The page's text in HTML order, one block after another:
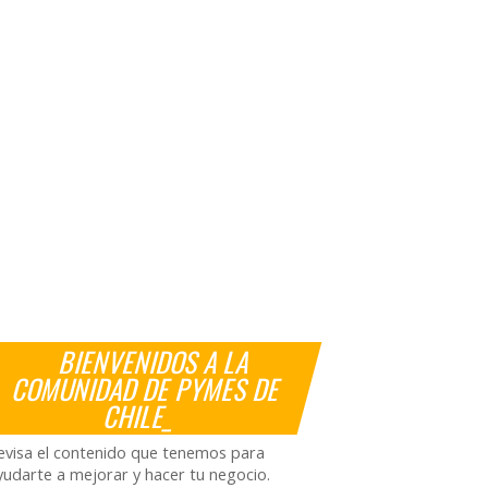
BIENVENIDOS A LA
COMUNIDAD DE PYMES DE
CHILE_
el contenido que tenemos para
a mejorar y hacer tu negocio.